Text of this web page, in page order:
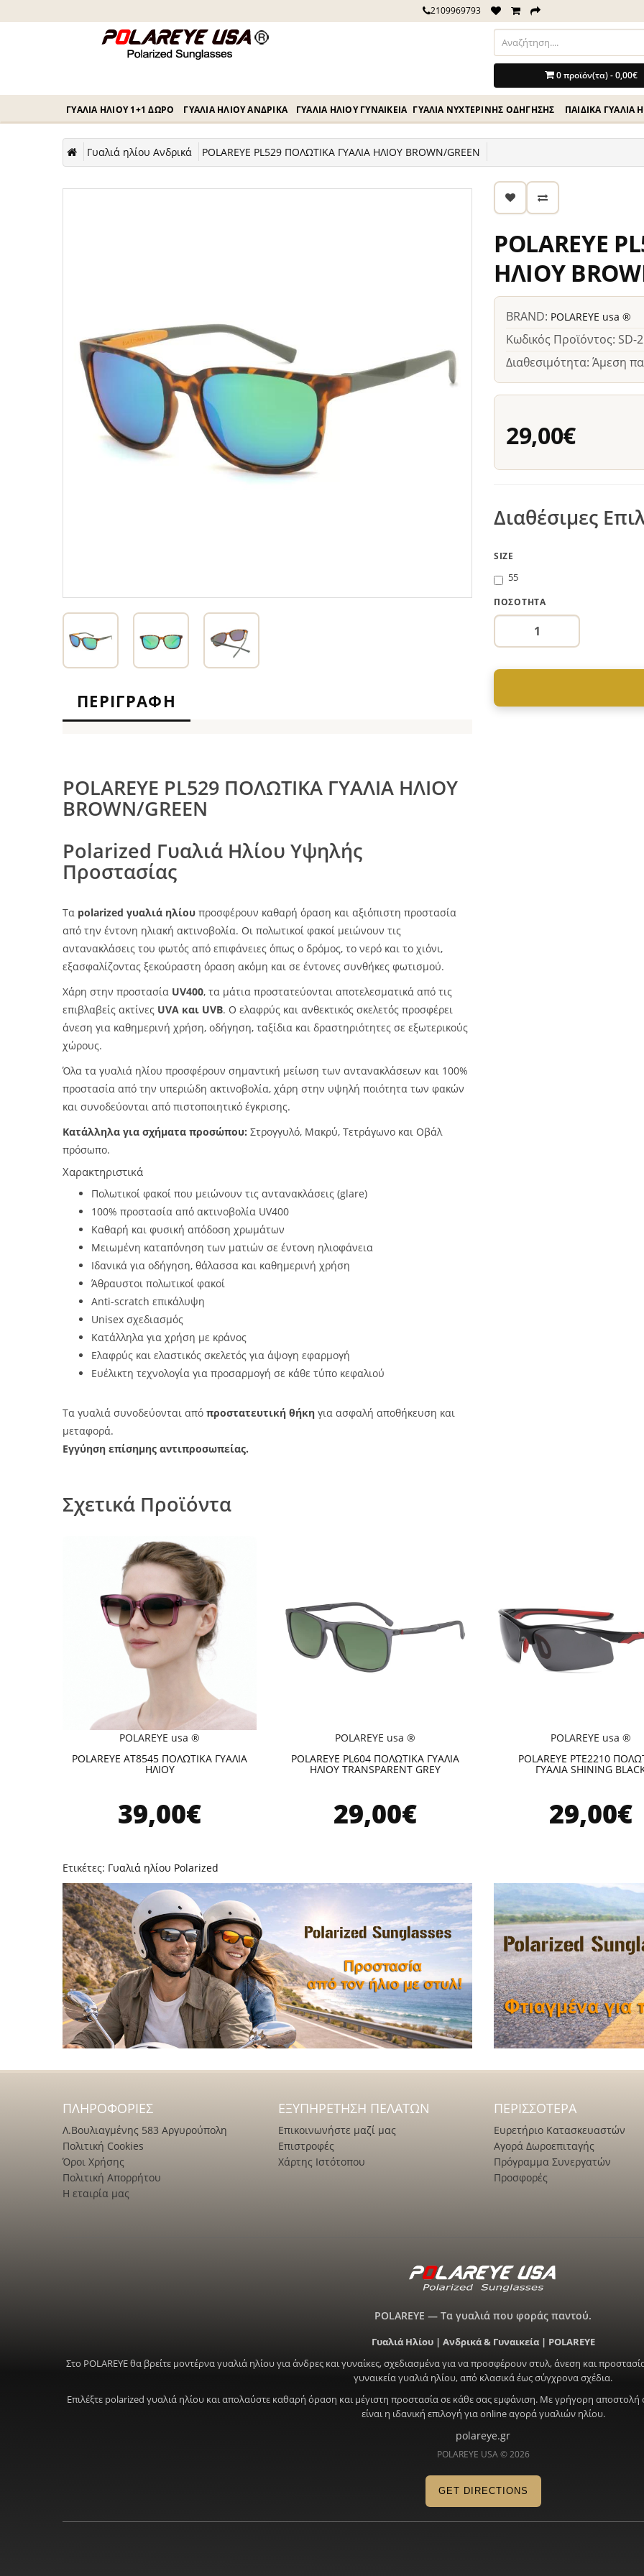
2109969793
0 προϊόν(τα) - 0,00€
ΓΥΑΛΙΆ ΗΛΊΟΥ 1+1 ΔΏΡΟ ΓΥΑΛΙΆ ΗΛΊΟΥ ΑΝΔΡΙΚΆ ΓΥΑΛΙΆ ΗΛΊΟΥ ΓΥΝΑΙΚΕΊΑ ΓΥΑΛΙΆ ΝΥΧΤΕΡΙΝΉΣ ΟΔΗΓΗΣΗΣ ΠΑΙΔΙΚΆ ΓΥΑΛΙΆ
Γυαλιά ηλίου Ανδρικά POLAREYE PL529 ΠΟΛΩΤΙΚΑ ΓΥΑΛΙΑ ΗΛΙΟΥ BROWN/GREEN
ΠΕΡΙΓΡΑΦΉ
POLAREYE PL529 ΠΟΛΩΤΙΚΑ ΓΥΑΛΙΑ ΗΛΙΟΥ
BROWN/GREEN
Polarized Γυαλιά Ηλίου Υψηλής
Προστασίας
Τα polarized γυαλιά ηλίου προσφέρουν καθαρή όραση και αξιόπιστη προστασία
από την έντονη ηλιακή ακτινοβολία. Οι πολωτικοί φακοί μειώνουν τις
αντανακλάσεις του φωτός από επιφάνειες όπως ο δρόμος, το νερό και το χιόνι,
εξασφαλίζοντας ξεκούραστη όραση ακόμη και σε έντονες συνθήκες φωτισμού.
Χάρη στην προστασία UV400, τα μάτια προστατεύονται αποτελεσματικά από τις
επιβλαβείς ακτίνες UVA και UVB. Ο ελαφρύς και ανθεκτικός σκελετός προσφέρει
άνεση για καθημερινή χρήση, οδήγηση, ταξίδια και δραστηριότητες σε εξωτερικούς
χώρους.
Όλα τα γυαλιά ηλίου προσφέρουν σημαντική μείωση των αντανακλάσεων και 100%
προστασία από την υπεριώδη ακτινοβολία, χάρη στην υψηλή ποιότητα των φακών
και συνοδεύονται από πιστοποιητικό έγκρισης.
Κατάλληλα για σχήματα προσώπου: Στρογγυλό, Μακρύ, Τετράγωνο και Οβάλ
πρόσωπο.
Χαρακτηριστικά
Πολωτικοί φακοί που μειώνουν τις αντανακλάσεις (glare)
100% προστασία από ακτινοβολία UV400
Καθαρή και φυσική απόδοση χρωμάτων
Μειωμένη καταπόνηση των ματιών σε έντονη ηλιοφάνεια
Ιδανικά για οδήγηση, θάλασσα και καθημερινή χρήση
Άθραυστοι πολωτικοί φακοί
Anti-scratch επικάλυψη
Unisex σχεδιασμός
Κατάλληλα για χρήση με κράνος
Ελαφρύς και ελαστικός σκελετός για άψογη εφαρμογή
Ευέλικτη τεχνολογία για προσαρμογή σε κάθε τύπο κεφαλιού
Τα γυαλιά συνοδεύονται από προστατευτική θήκη για ασφαλή αποθήκευση και
μεταφορά.
Εγγύηση επίσημης αντιπροσωπείας.
POLAREYE
ΗΛΙΟΥ
BRAND: POLAREYE usa ®
Κωδικός Προϊόντος: SD-
Διαθεσιμότητα: Άμεση
29,00€
Διαθέσιμες
SIZE
55
ΠΟΣΌΤΗΤΑ
Σχετικά Προϊόντα
POLAREYE usa ®
POLAREYE AT8545 ΠΟΛΩΤΙΚΑ ΓΥΑΛΙΑ
ΗΛΙΟΥ
39,00€
POLAREYE usa ®
POLAREYE PL604 ΠΟΛΩΤΙΚΑ ΓΥΑΛΙΑ
ΗΛΙΟΥ TRANSPARENT GREY
29,00€
POLAREYE usa ®
POLAREYE PTE2210
ΓΥΑΛΙΑ SHINING
29,00€
Ετικέτες: Γυαλιά ηλίου Polarized
ΠΛΗΡΟΦΟΡΊΕΣ
Λ.Βουλιαγμένης 583 Αργυρούπολη
Πολιτική Cookies
Όροι Χρήσης
Πολιτική Απορρήτου
Η εταιρία μας
ΕΞΥΠΗΡΈΤΗΣΗ ΠΕΛΑΤΏΝ
Επικοινωνήστε μαζί μας
Επιστροφές
Χάρτης Ιστότοπου
ΠΕΡΙΣΣΌΤΕΡΑ
Ευρετήριο Κατασκευαστών
Αγορά Δωροεπιταγής
Πρόγραμμα Συνεργατών
Προσφορές
POLAREYE — Τα γυαλιά που φοράς παντού.
Γυαλιά Ηλίου | Ανδρικά & Γυναικεία | POLAREYE
Στο POLAREYE θα βρείτε μοντέρνα γυαλιά ηλίου για άνδρες και γυναίκες, σχεδιασμένα για να προσφέρουν στυλ, άνεση και
γυναικεία γυαλιά ηλίου, από κλασικά έως σύγχρονα σχέδια.
Επιλέξτε polarized γυαλιά ηλίου και απολαύστε καθαρή όραση και μέγιστη προστασία σε κάθε σας εμφάνιση. Με γρήγορη αποστολή
είναι η ιδανική επιλογή για online αγορά γυαλιών ηλίου.
polareye.gr
POLAREYE USA © 2026
GET DIRECTIONS